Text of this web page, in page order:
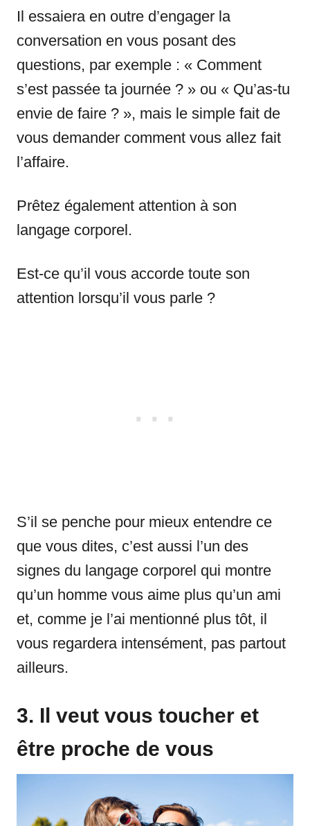
Il essaiera en outre d’engager la
conversation en vous posant des
questions, par exemple : « Comment
s’est passée ta journée ? » ou « Qu’as-tu
envie de faire ? », mais le simple fait de
vous demander comment vous allez fait
l’affaire.
Prêtez également attention à son
langage corporel.
Est-ce qu’il vous accorde toute son
attention lorsqu’il vous parle ?
S’il se penche pour mieux entendre ce
que vous dites, c’est aussi l’un des
signes du langage corporel qui montre
qu’un homme vous aime plus qu’un ami
et, comme je l’ai mentionné plus tôt, il
vous regardera intensément, pas partout
ailleurs.
3. Il veut vous toucher et
être proche de vous